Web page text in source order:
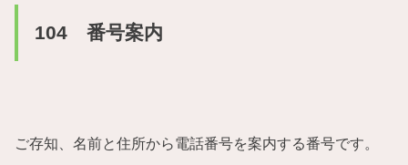
104 番号案内
ご存知、名前と住所から電話番号を案内する番号です。